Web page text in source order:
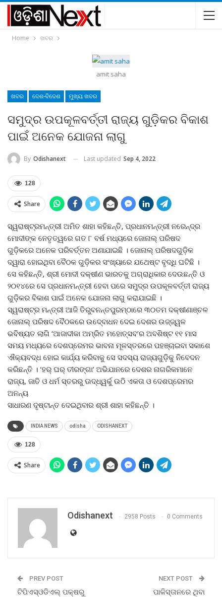
Home ଖବର
amit saha
ଖବର ଦେଶ-ବିଦେଶ ମୁଖ୍ୟ ଖବର
ସମୁଦ୍ର ଉପକୂଳବର୍ତ୍ତୀ ରାଜ୍ୟ ଗୁଡ଼ିକର ବିକାଶ
ପାଇଁ ଅନେକ ଯୋଜନା ଲାଗୁ
By Odishanext Last updated Sep 4, 2022
128
Share
ସ୍ୱରାଷ୍ଟ୍ରମନ୍ତ୍ରୀ ଅମିତ ଶାହା କହିଛନ୍ତି, ପ୍ରଧାନମନ୍ତ୍ରୀ ନରେନ୍ଦ୍ର
ମୋଦୀଙ୍କ ନେତୃତ୍ୱରେ ଗତ ୮ ବର୍ଷ ମଧ୍ୟରେ ଜୋନାଲ୍‍ ପରିଷଦ
ଗୁଡ଼ିକରେ ଅନେକ ପରିବର୍ତ୍ତନ ଅଣାଯାଇଛି । ଜୋନାଲ୍‍ ପରିଷଦଗୁଡ଼ିକ
ଦ୍ୱାରା ହୋଇଥିବା ବୈଠକ ଗୁଡ଼ିକର ସଂଖ୍ୟାରେ ଯଥେଷ୍ଟ ବୃଦ୍ଧି ଘଟିଛି ।
ସେ କହିଛନ୍ତି, ଶ୍ରୀ ମୋଦୀ ଦକ୍ଷୀଣ ଭାରତକୁ ଅଗ୍ରାଧିକାର ଦେଉଛନ୍ତି ଓ
୨୦୧୪ରେ ସେ ପ୍ରଧାନମନ୍ତ୍ରୀ ହେବା ପରେ ସମୁଦ୍ର ଉପକୂଳବର୍ତ୍ତୀ ରାଜ୍ୟ
ଗୁଡ଼ିକର ବିକାଶ ପାଇଁ ଅନେକ ଯୋଜନା ଲାଗୁ କରାଯାଇଛି ।
ସ୍ୱରାଷ୍ଟ୍ର ମନ୍ତ୍ରୀ ଆଜି ତିରୁବନନ୍ତପୁରମ୍‍ଠାରେ ୩୦ତମ ଦକ୍ଷୀଣାଞ୍ଚଳ
ଜୋନାଲ୍‍ ପରିଷଦ ବୈଠକରେ ଉଦ୍‍ବୋଧନ ଦେଇ ଦେଶର ଉଜ୍ଜ୍ୱଳ
ଭବିଷ୍ୟତ ଲାଗି ‘ଆଜାଦୀକା ଅମ୍ରିତ ମହୋତ୍ସବ’ର ଅବଶିଷ୍ଟ ୧୧ ମାସ
ସମୟ ମଧ୍ୟରେ ଦେଶପ୍ରେମର ଭାବନା ମୂଳସ୍ତରରେ ପହଞ୍ଚାଇବା ସକାଶେ
ଐକ୍ୟବଦ୍ଧ ହୋଇ କାର୍ଯ୍ୟ କରିବାକୁ ସେ ସଦସ୍ୟ ରାଜ୍ୟଗୁଡ଼ିକୁ ନିବେଦନ
କରିଛନ୍ତି । ‘ହର୍‍ ଘର୍‍ ତୀରଙ୍ଗା’ ଅଭିଯାନରେ ଦେଶର ନାଗରିକମାନେ
ରାଜ୍ୟ, ଜାତି ଓ ଧର୍ମ ସ୍ତରରୁ ଊଦ୍ଧ୍ୱର୍କୁ ଉଠି ଏକତା ଓ ଦେଶପ୍ରେମର
ଅନନ୍ୟ
ସାଧାରଣ ଦୃଷ୍ଟାନ୍ତ ଦେଇଥିବାର ଶ୍ରୀ ଶାହା କହିଛନ୍ତି ।
INDIA NEWS odisha ODISHANEXT
128
Share
Odishanext 2958 Posts 0 Comments
PREV POST
ଟିପିଏସ୍‌ଓଡିଏଲ୍‌ ପକ୍ଷରୁ
NEXT POST
ପାକିସ୍ତାନରେ ଥିବା